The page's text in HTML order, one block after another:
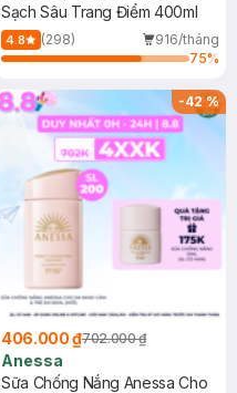
Sạch Sâu Trang Điểm 400ml
4.8 (298)
916/tháng
75%
-42%
406.000 ₫702.000 ₫
Anessa
Sữa Chống Nắng Anessa Cho